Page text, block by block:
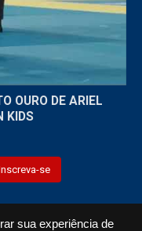
sua experiência de
OURO DE ARIEL
KIDS
se